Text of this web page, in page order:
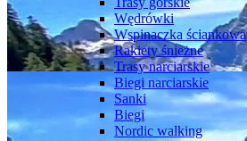
Wędrówki
Wspinaczka ściankowa
Rakiety śnieżne
Trasy narciarskie
Biegi narciarskie
Sanki
Biegi
Nordic walking